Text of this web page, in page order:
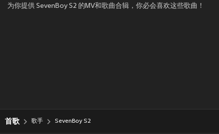
为你提供 SevenBoy S2 的MV和歌曲合辑，你必会喜欢这些歌曲！
首歌 歌手 SevenBoy S2